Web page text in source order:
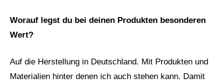
Worauf legst du bei deinen Produkten besonderen
Wert?
Auf die Herstellung in Deutschland. Mit Produkten und
Materialien hinter denen ich auch stehen kann. Damit